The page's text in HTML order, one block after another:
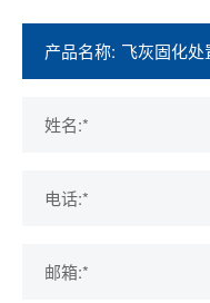
产品名称:
姓名:*
电话:*
邮箱:*